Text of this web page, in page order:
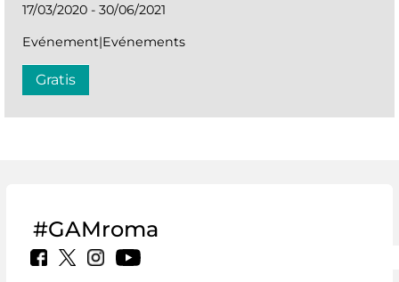
17/03/2020 - 30/06/2021
Evénement|Evénements
Gratis
#GAMroma